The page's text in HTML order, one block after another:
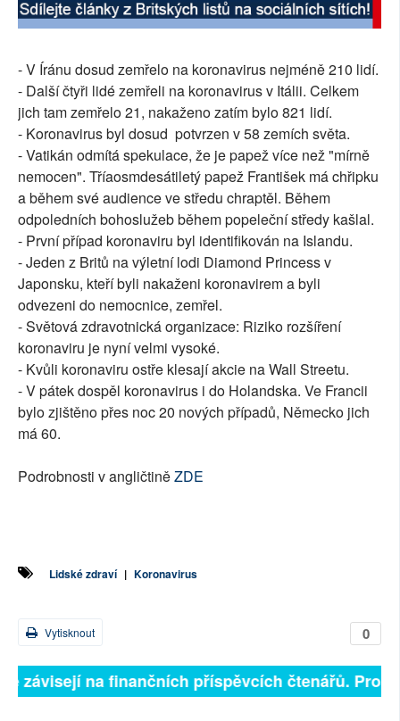
- V Íránu dosud zemřelo na koronavirus nejméně 210 lidí.
- Další čtyři lidé zemřeli na koronavirus v Itálii. Celkem
jich tam zemřelo 21, nakaženo zatím bylo 821 lidí.
- Koronavirus byl dosud potvrzen v 58 zemích světa.
- Vatikán odmítá spekulace, že je papež více než "mírně
nemocen". Tříaosmdesátiletý papež František má chřipku
a během své audience ve středu chraptěl. Během
odpoledních bohoslužeb během popeleční středy kašlal.
- První případ koronaviru byl identifikován na Islandu.
- Jeden z Britů na výletní lodi Diamond Princess v
Japonsku, kteří byli nakaženi koronavirem a byli
odvezeni do nemocnice, zemřel.
- Světová zdravotnická organizace: Riziko rozšíření
koronaviru je nyní velmi vysoké.
- Kvůli koronaviru ostře klesají akcie na Wall Streetu.
- V pátek dospěl koronavirus i do Holandska. Ve Francii
bylo zjištěno přes noc 20 nových případů, Německo jich
má 60.
Podrobnosti v angličtiněZDE
Lidské zdraví | Koronavirus
0
Vytisknout
závisejí na finančních příspěvcích čtenářů.